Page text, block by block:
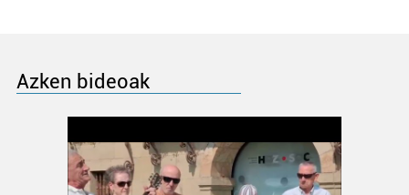
Azken bideoak